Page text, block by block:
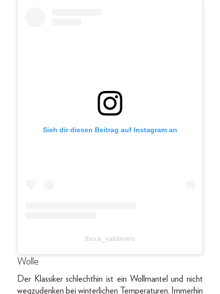
Sieh dir diesen Beitrag auf Instagram an
thora_valdimars
Wolle
Der Klassiker schlechthin ist ein Wollmantel und nicht
wegzudenken bei winterlichen Temperaturen. Immerhin